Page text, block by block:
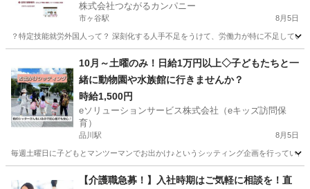
株式会社つながるカンパニー
市ヶ谷駅 8月5日
？特定技能就労外国人って？ 深刻化する人手不足をうけて、労働力が特に不足して
市ヶ谷駅 介護 特定技能
10月～土曜のみ！日給1万円以上◇子どもたちと一
緒に動物園や水族館に行きませんか？
時給1,500円
eソリューションサービス株式会社（eキッズ訪問保
育）
品川駅 8月5日
毎週土曜日に子どもとマンツーマンでお出かけ♪というシッティング企画を行ってい
品川駅 ベビーシッター 遠足
【介護職急募！】入社時期はご気軽に相談を！直